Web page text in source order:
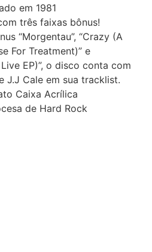
em 1981
três faixas bônus!
“Morgentau”, “Crazy (A
For Treatment)” e
EP)”, o disco conta com
J.J Cale em sua tracklist.
Caixa Acrílica
de Hard Rock